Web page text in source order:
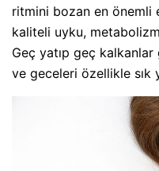
ritmini bozan en önemli
kaliteli uyku,
Geç yatıp geç
ve geceleri özellikle